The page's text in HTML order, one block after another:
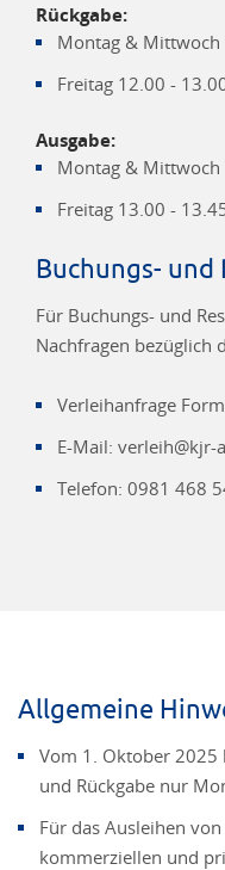
Rückgabe:
Montag &
Freitag 12.00 -
Ausgabe:
Montag &
Freitag 13.00 -
Buchungs- und
Für Buchungs- und
Nachfragen bezüglich
Verleihanfrage
E-Mail: verleih@kjr-
Telefon: 0981 468
Allgemeine
Vom 1. Oktober 2025
und Rückgabe nur
Für das Ausleihen
kommerziellen und